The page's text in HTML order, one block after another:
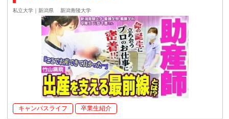
私立大学｜新潟県 新潟青陵大学
キャンパスライフ 卒業生紹介